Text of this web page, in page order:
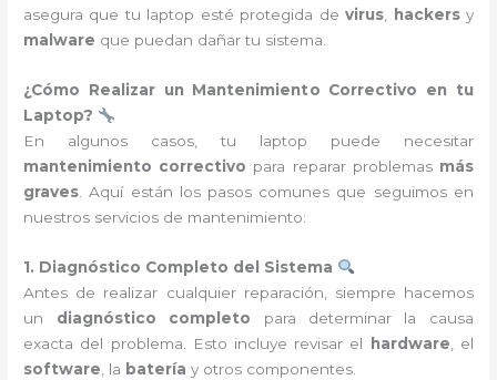
asegura que tu laptop esté protegida devirus, hackersy
malware que puedan dañar tu sistema.
¿Cómo Realizar un Mantenimiento Correctivo en tu
Laptop?
En algunos casos, tu laptop puede necesitar
mantenimiento correctivo para reparar problemas más
graves. Aquí están los pasos comunes que seguimos en
nuestros servicios de mantenimiento:
1. Diagnóstico Completo del Sistema
Antes de realizar cualquier reparación, siempre hacemos
un diagnóstico completo para determinar la causa
exacta del problema. Esto incluye revisar el
hardware , el
software , la batería y otros componentes.